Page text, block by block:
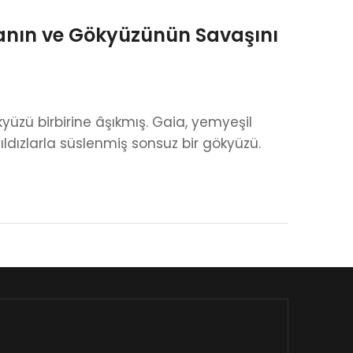
ve Gökyüzünün Savaşını
birbirine âşıkmış. Gaia, yemyeşil
süslenmiş sonsuz bir gökyüzü.